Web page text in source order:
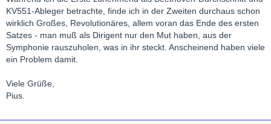
KV551-Ableger betrachte, finde ich in der Zweiten durchaus schon
wirklich Großes, Revolutionäres, allem voran das Ende des ersten
Satzes - man muß als Dirigent nur den Mut haben, aus der
Symphonie rauszuholen, was in ihr steckt. Anscheinend haben viele
ein Problem damit.
Viele Grüße,
Pius.